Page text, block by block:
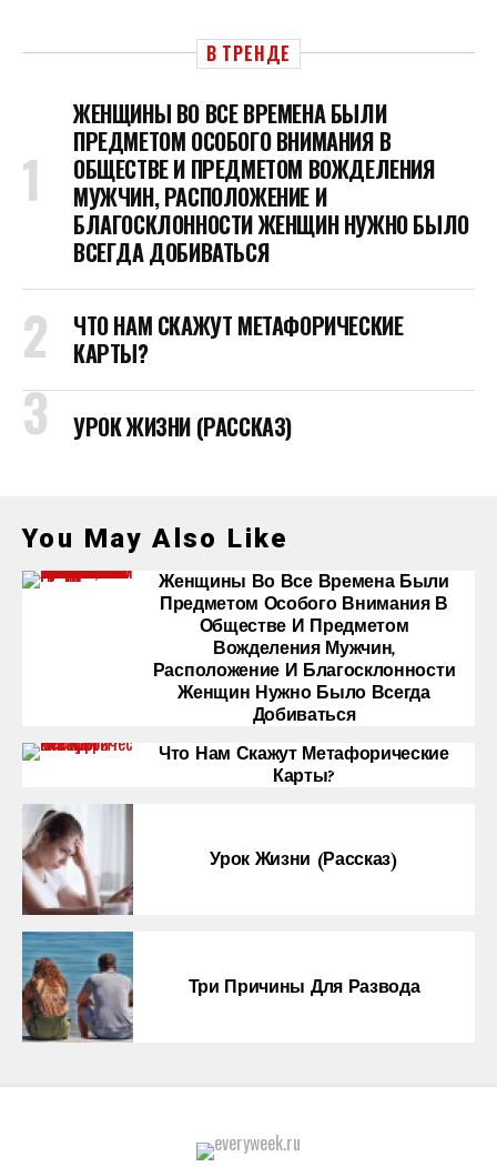
В ТРЕНДЕ
ЖЕНЩИНЫ ВО ВСЕ ВРЕМЕНА БЫЛИ
ПРЕДМЕТОМ ОСОБОГО ВНИМАНИЯ В
ОБЩЕСТВЕ И ПРЕДМЕТОМ ВОЖДЕЛЕНИЯ
МУЖЧИН, РАСПОЛОЖЕНИЕ И
БЛАГОСКЛОННОСТИ ЖЕНЩИН НУЖНО БЫЛО
ВСЕГДА ДОБИВАТЬСЯ
ЧТО НАМ СКАЖУТ МЕТАФОРИЧЕСКИЕ
КАРТЫ?
УРОК ЖИЗНИ (РАССКАЗ)
You May Also Like
Женщины Во Все Времена Были
Предметом Особого Внимания В
Обществе И Предметом
Вожделения Мужчин,
Расположение И Благосклонности
Женщин Нужно Было Всегда
Добиваться
Что Нам Скажут Метафорические
Карты?
Урок Жизни (рассказ)
Три Причины Для Развода